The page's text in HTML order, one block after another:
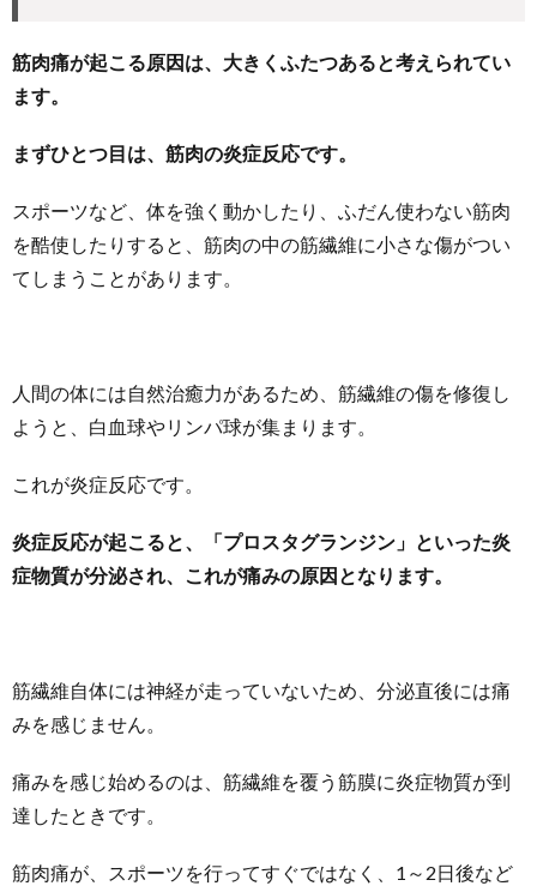
筋肉痛が起こる原因は、大きくふたつあると考えられてい
ます。
まずひとつ目は、筋肉の炎症反応です。
スポーツなど、体を強く動かしたり、ふだん使わない筋肉
を酷使したりすると、筋肉の中の筋繊維に小さな傷がつい
てしまうことがあります。
人間の体には自然治癒力があるため、筋繊維の傷を修復し
ようと、白血球やリンパ球が集まります。
これが炎症反応です。
炎症反応が起こると、「プロスタグランジン」といった炎
症物質が分泌され、これが痛みの原因となります。
筋繊維自体には神経が走っていないため、分泌直後には痛
みを感じません。
痛みを感じ始めるのは、筋繊維を覆う筋膜に炎症物質が到
達したときです。
筋肉痛が、スポーツを行ってすぐではなく、1～2日後など